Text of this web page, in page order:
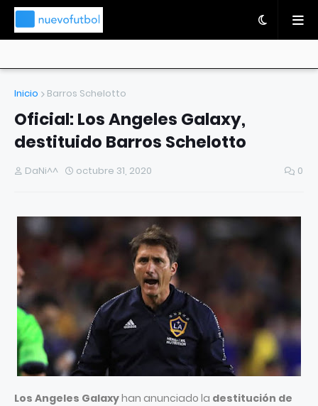
Inicio Barros Schelotto
Oficial: Los Angeles Galaxy,
destituido Barros Schelotto
DaNi^^ octubre 31, 2020 0
Los Angeles Galaxyhan anunciado la destitución de